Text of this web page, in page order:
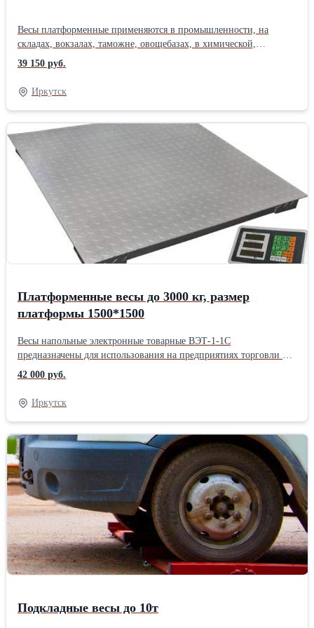
Весы платформенные применяются в промышленности, на
складах, вокзалах, таможне, овощебазах, в химической,
пищеперерабатывающей и оборонной промышленности, в
сельском хозяйстве и торговле. Являются
самыми универсальными весами. Устойчивы к небольшим
ударным нагрузкам. Уникальная жесткость платформы при
небольшой металлоемкости. 2,5 кратный запас прочности для
равнораспределенной нагрузки и 1,5 - для точечной нагрузки.
При выпуске с производства каждые платформенные весы
прогружаются, проходят проверку метрологических
характеристик, настраиваются и после этого попадают на склад.
Поставляются с первичной Государственной поверкой на
год, изготавливаются по новому международному ГОСТ OIML
R 76-1-2011. Функции · тарирование во всём диапазоне; ·
суммирование; · удержание значения массы после стабилизации;
· ручное обнуление дисплея.
39 150 руб.
Иркутск
Платформенные весы до 3000 кг, размер
платформы 1500*1500
Весы напольные электронные товарные ВЭТ-1-1С
предназначены для использования на предприятиях торговли и
общественного питания и промышленности. Весы могут
применяться и в других отраслях народного хозяйства. Весы
сертифицированы по ГОСТ OIML R 76-1-2011 и внесены в
Государственный реестр средств измерений. Имеют поверку
ЦСМ на год. Дисплей: LЕD(Светодиодный). Питание: от сети
220В; от аккумулятора, не менее 8 часов непрерывной работы.
Температура эксплуатации: -10/+40 С. Влагозащитный чехол для
прибора: есть. Платформа: сталь. Прибор: нержавеющая
сталь.Способ установки: Напольные Тип управления:
Электронные Наибольший предел взвешивания: 3000 кг
42 000 руб.
Иркутск
Подкладные весы до 10т